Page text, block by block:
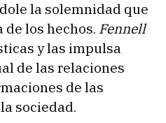
la solemnidad que
los hechos. Fennell
y las impulsa
de las relaciones
de las
sociedad.